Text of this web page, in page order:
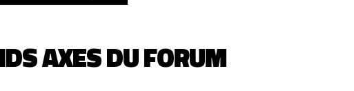
AXES DU FORUM